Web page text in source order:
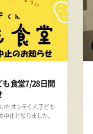
食堂7/28日開
たオンテくん子ども
止となりました。